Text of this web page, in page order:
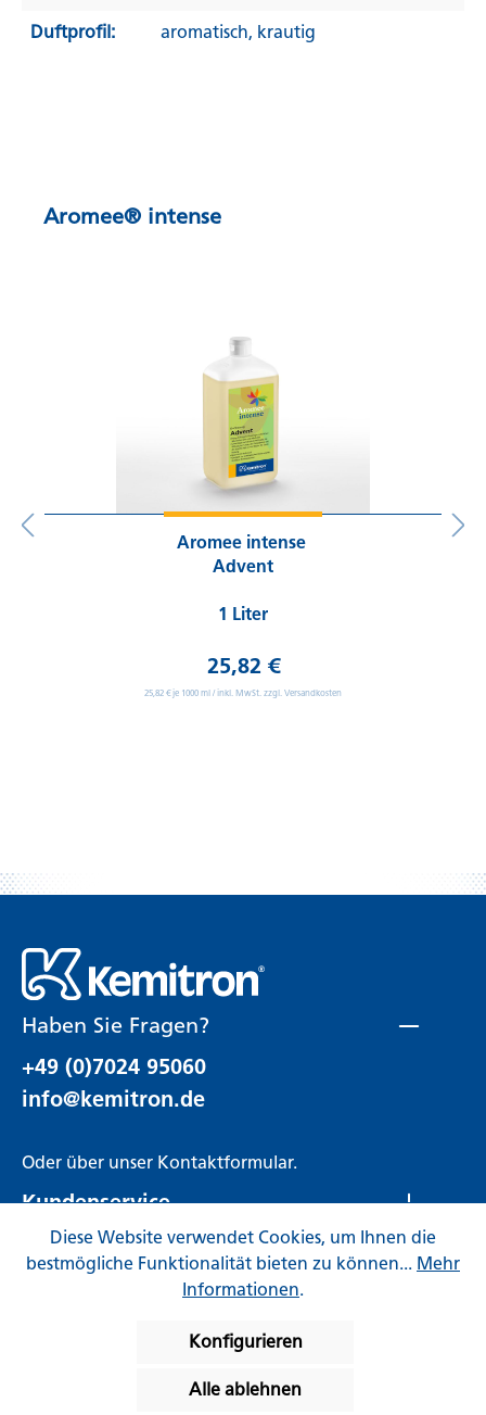
Duftprofil: aromatisch, krautig
Aromee® intense
Aromee intense
Advent
1 Liter
25,82 €
25,82 € je 1000 ml / inkl. MwSt. zzgl. Versandkosten
Haben Sie Fragen?
+49 (0)7024 95060
info@kemitron.de
Oder über unser Kontaktformular.
Kundenservice
Rechtliches
Diese Website verwendet Cookies, um Ihnen die
bestmögliche Funktionalität bieten zu können... Mehr
Informationen.
Konfigurieren
Alle ablehnen